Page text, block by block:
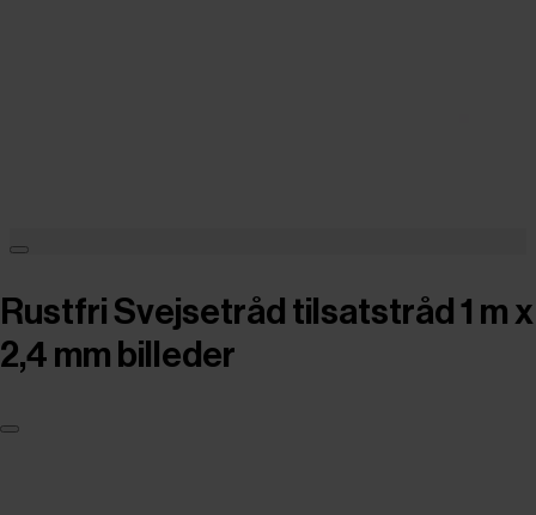
Rustfri Svejsetråd tilsatstråd 1 m x
2,4 mm billeder